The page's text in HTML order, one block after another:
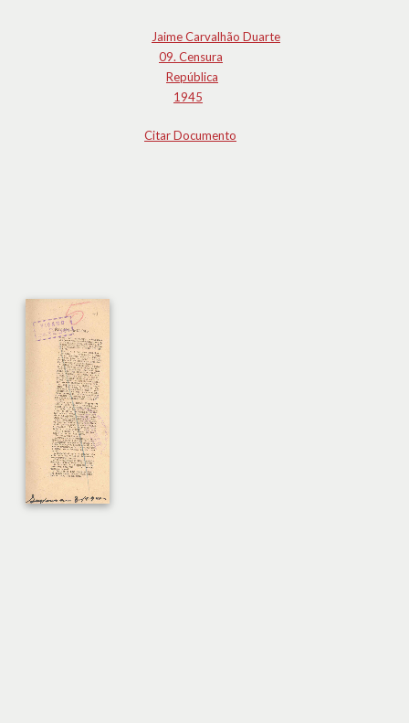
Jaime Carvalhão Duarte
09. Censura
República
1945
Citar Documento